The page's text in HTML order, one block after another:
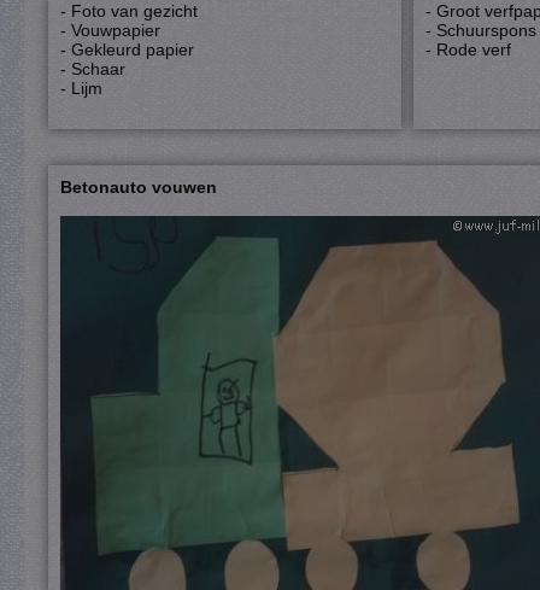
- Foto van gezicht
- Vouwpapier
- Gekleurd papier
- Schaar
- Lijm
- Groot
- Schuurspons
- Rode verf
Betonauto vouwen